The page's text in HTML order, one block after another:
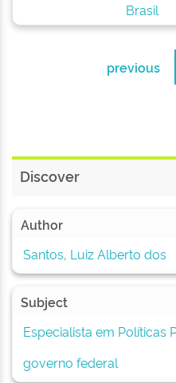
Brasil
previous
Discover
Author
Santos, Luiz Alberto dos
Subject
Especialista em Políticas
governo federal